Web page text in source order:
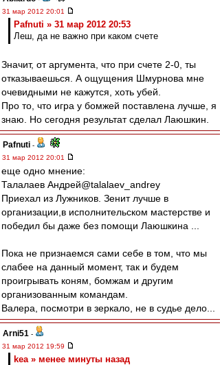
31 мар 2012 20:01
Pafnuti » 31 мар 2012 20:53
Леш, да не важно при каком счете
Значит, от аргумента, что при счете 2-0, ты
отказываешься. А ощущения Шмурнова мне
очевидными не кажутся, хоть убей.
Про то, что игра у бомжей поставлена лучше, я
знаю. Но сегодня результат сделал Лаюшкин.
Pafnuti -
31 мар 2012 20:01
еще одно мнение:
Талалаев Андрей‏@talalaev_andrey
Приехал из Лужников. Зенит лучше в
организации,в исполнительском мастерстве и
победил бы даже без помощи Лаюшкина ...
Пока не признаемся сами себе в том, что мы
слабее на данный момент, так и будем
проигрывать коням, бомжам и другим
организованным командам.
Валера, посмотри в зеркало, не в судье дело...
Arni51 -
31 мар 2012 19:59
kea » менее минуты назад